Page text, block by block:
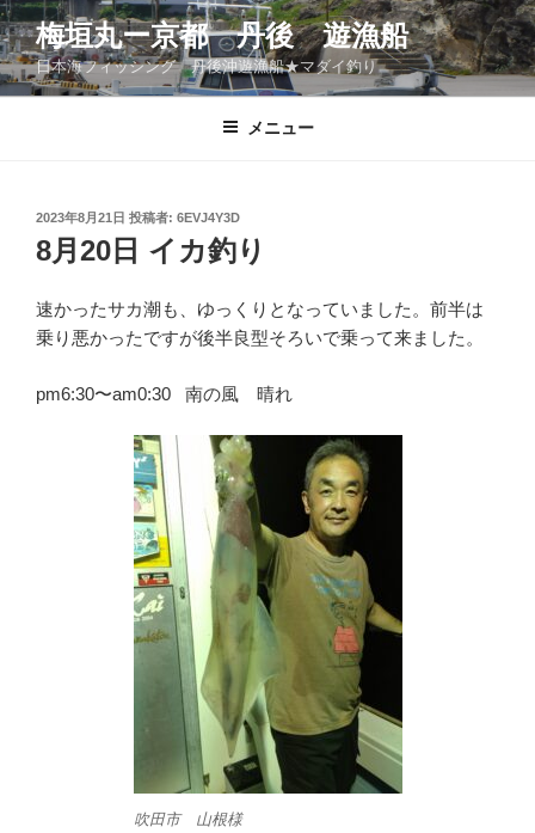
コ
ン
テ
ン
梅垣丸ー京都 丹後 遊漁船
日本海フィッシング 丹後沖遊漁船★マダイ釣り
メニュー
投
稿
日:
2023年8月21日 投稿者: 6EVJ4Y3D
8月20日 イカ釣り
速かったサカ潮も、ゆっくりとなっていました。前半は
乗り悪かったですが後半良型そろいで乗って来ました。
pm6:30〜am0:30 南の風 晴れ
吹田市 山根様